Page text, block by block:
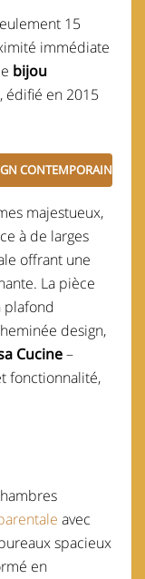
15
immédiate
bijou
édifié en 2015
CONTEMPORAIN
majestueux,
à de larges
offrant une
La pièce
plafond
design,
Cucine–
fonctionnalité,
avec
spacieux
en